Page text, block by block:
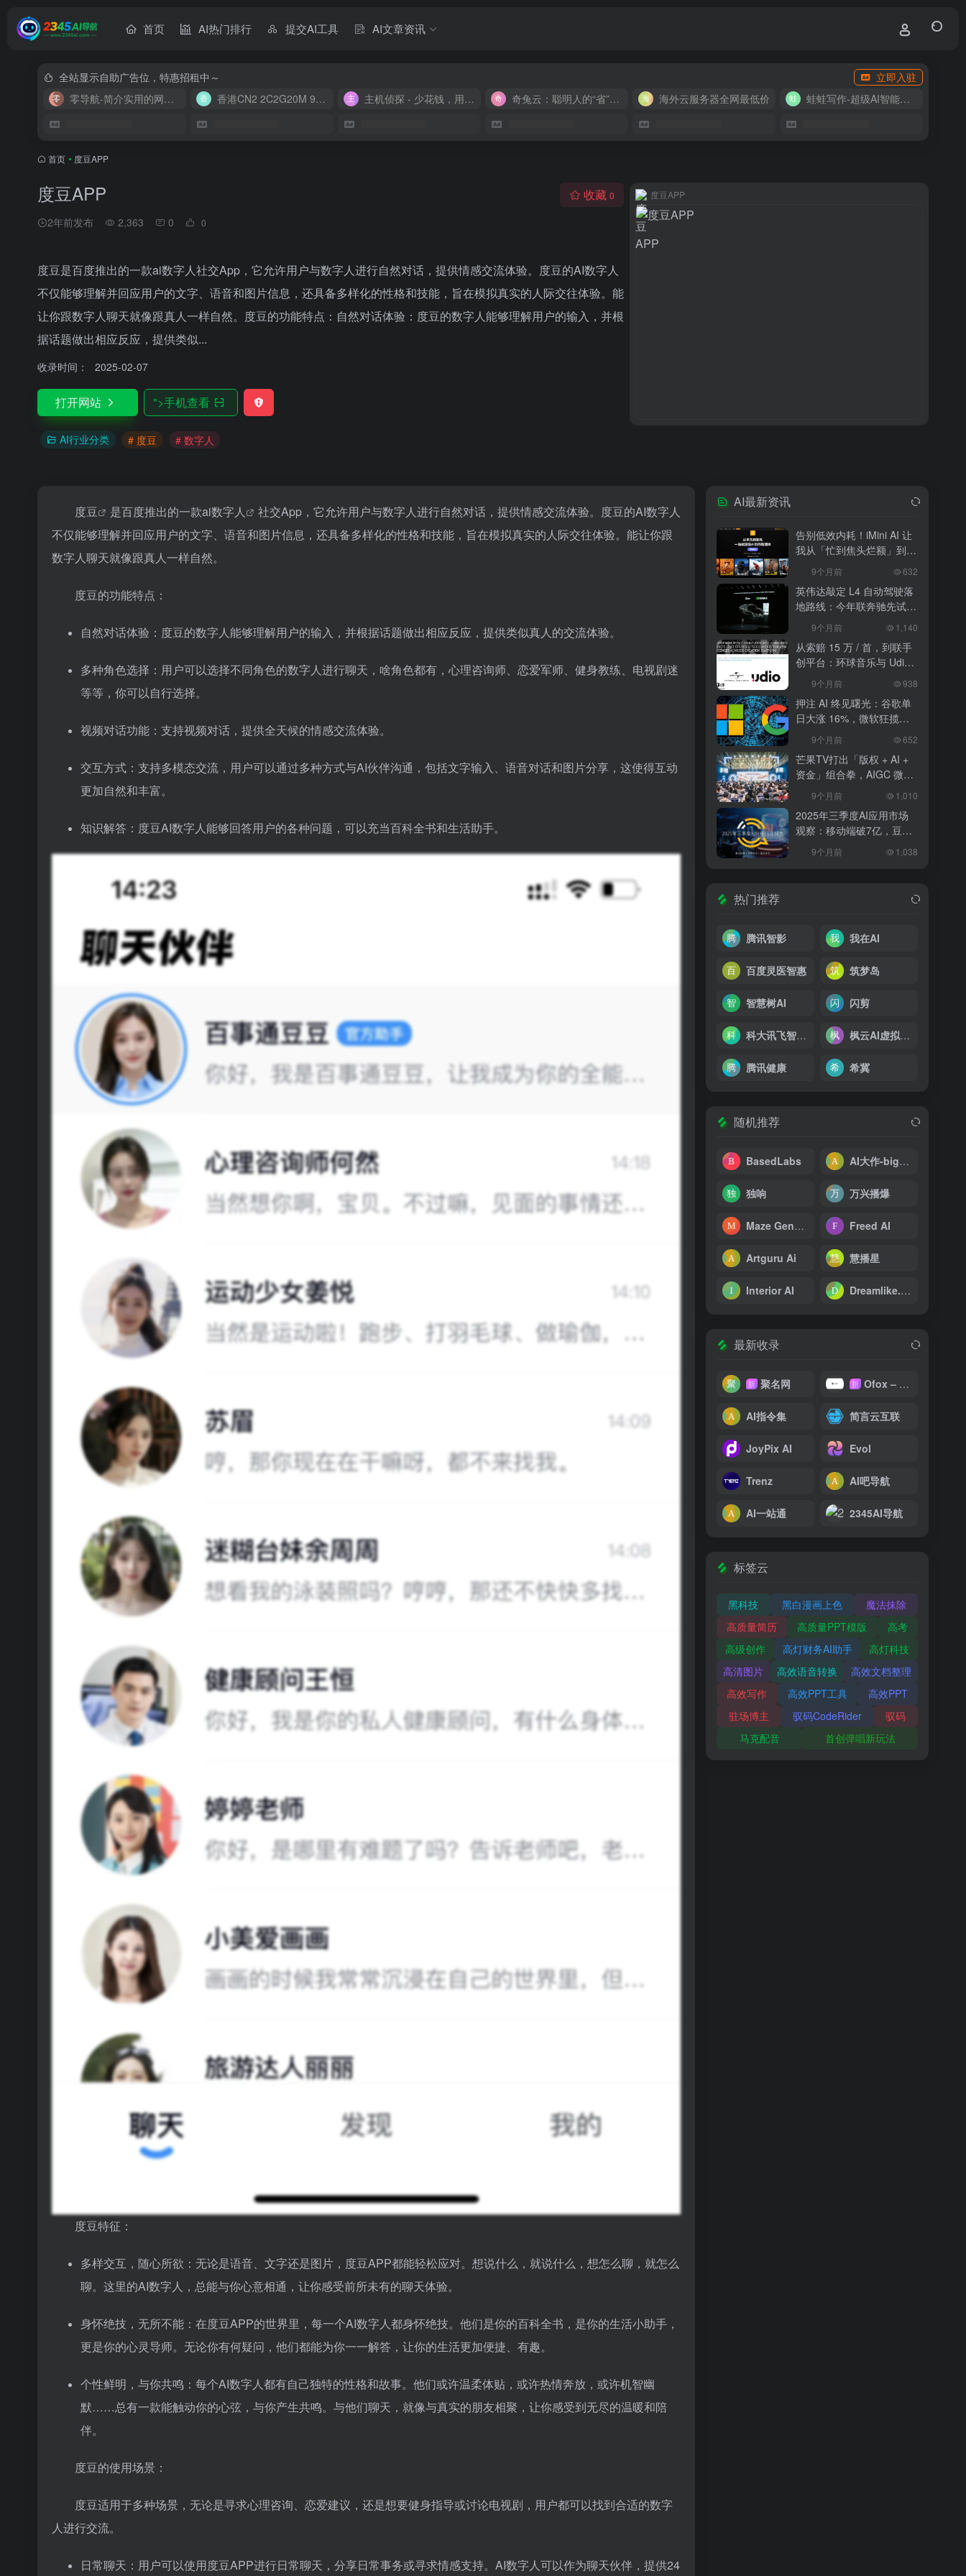
首页 AI热门排行 提交AI工具 AI文章资讯
全站显示自助广告位，特惠招租中～
立即入驻
零导航-简介实用的网址导航
香港CN2 2C2G20M 9.9/月 主机侦探 - 少花钱，用好云 奇兔云：聪明人的“省”钱计划！ 海外云服务器全网最低价 蛙蛙写作-超级AI智能写作助手
首页 • 度豆APP
度豆APP
2年前发布 2,363 0 0
收藏 0
度豆是百度推出的一款ai数字人社交App，它允许用户与数字人进行自然对话，提供情感交流体验。度豆的AI数字人
不仅能够理解并回应用户的文字、语音和图片信息，还具备多样化的性格和技能，旨在模拟真实的人际交往体验。能
让你跟数字人聊天就像跟真人一样自然。度豆的功能特点：自然对话体验：度豆的数字人能够理解用户的输入，并根
据话题做出相应反应，提供类似...
收录时间： 2025-02-07
打开网站 ">手机查看
AI行业分类 # 度豆 # 数字人
度豆APP
度豆 是百度推出的一款ai数字人
社交App，它允许用户与数字人进行自然对话，提供情感交流体验。度豆的AI数字人
不仅能够理解并回应用户的文字、语音和图片信息，还具备多样化的性格和技能，旨在模拟真实的人际交往体验。能让你跟
数字人聊天就像跟真人一样自然。
度豆的功能特点：
自然对话体验：度豆的数字人能够理解用户的输入，并根据话题做出相应反应，提供类似真人的交流体验。
多种角色选择：用户可以选择不同角色的数字人进行聊天，啥角色都有，心理咨询师、恋爱军师、健身教练、电视剧迷
等等，你可以自行选择。
视频对话功能：支持视频对话，提供全天候的情感交流体验。
交互方式：支持多模态交流，用户可以通过多种方式与AI伙伴沟通，包括文字输入、语音对话和图片分享，这使得互动
更加自然和丰富。
知识解答：度豆AI数字人能够回答用户的各种问题，可以充当百科全书和生活助手。
度豆特征：
多样交互，随心所欲：无论是语音、文字还是图片，度豆APP都能轻松应对。想说什么，就说什么，想怎么聊，就怎么
聊。这里的AI数字人，总能与你心意相通，让你感受前所未有的聊天体验。
身怀绝技，无所不能：在度豆APP的世界里，每一个AI数字人都身怀绝技。他们是你的百科全书，是你的生活小助手，
更是你的心灵导师。无论你有何疑问，他们都能为你一一解答，让你的生活更加便捷、有趣。
个性鲜明，与你共鸣：每个AI数字人都有自己独特的性格和故事。他们或许温柔体贴，或许热情奔放，或许机智幽
默……总有一款能触动你的心弦，与你产生共鸣。与他们聊天，就像与真实的朋友相聚，让你感受到无尽的温暖和陪
伴。
度豆的使用场景：
度豆适用于多种场景，无论是寻求心理咨询、恋爱建议，还是想要健身指导或讨论电视剧，用户都可以找到合适的数字
人进行交流。
日常聊天：用户可以使用度豆APP进行日常聊天，分享日常事务或寻求情感支持。AI数字人可以作为聊天伙伴，提供24
AI最新资讯
告别低效内耗！iMini AI 让
我从「忙到焦头烂额」到
「下班准时打卡」
9个月前 632
英伟达敲定 L4 自动驾驶落
地路线：今年联奔驰先试
水，2027 年 10 万辆无人
出租上路
9个月前 1,140
从索赔 15 万 / 首，到联手
创平台：环球音乐与 Udio
和解，改写 AI 音乐行业规
9个月前 938
押注 AI 终见曙光：谷歌单
日大涨 16%，微软狂揽
18%，科技巨头的 “苦熬与
9个月前 652
芒果TV打出「版权 + AI +
资金」组合拳，AIGC 微短
剧行业将迎洗牌？
9个月前 1,010
2025年三季度AI应用市场
观察：移动端破7亿，豆包
异军突起
9个月前 1,038
热门推荐
腾讯智影 我在AI
百度灵医智惠 筑梦岛
智慧树AI 闪剪
科大讯飞智慧教育 枫云AI虚拟伙伴探索版
腾讯健康 希冀
随机推荐
BasedLabs AI大作-bigbigai
独响 万兴播爆
Maze Generator Freed AI
Artguru Ai 慧播星
Interior AI Dreamlike.Art
最新收录
新 聚名网 新 Ofox – 大模型 API 聚合平台
AI指令集 简言云互联
JoyPix AI Evol
Trenz AI吧导航
AI一站通 2345AI导航
标签云
黑科技 黑白漫画上色
魔法抹除
高质量简历
高质量PPT模版
高考
高级创作
高灯财务AI助手
高灯科技
高清图片
高效语音转换
高效文档整理
高效写作
高效PPT工具
高效PPT
驻场博主
驭码CodeRider
驭码
马克配音
首创弹唱新玩法